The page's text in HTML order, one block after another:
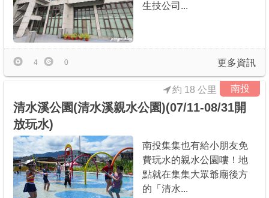
生技公司...
更多資訊
4 0
南投
清水溪公園(清水溪親水公園)(07/11-08/31開
放玩水)
約 18 公里
南投集集也有給小朋友免
費玩水的親水公園嘍！地
點就在集集大眾爺廟後方
的「清水...